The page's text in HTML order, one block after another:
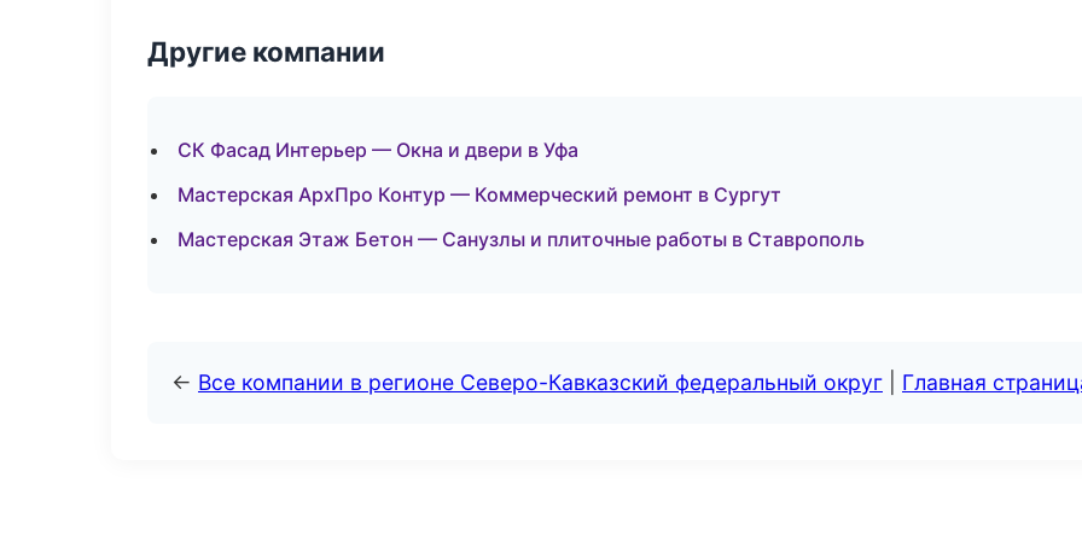
Другие компании
СК Фасад Интерьер — Окна и двери в Уфа
Мастерская АрхПро Контур — Коммерческий ремонт в Сургут
Мастерская Этаж Бетон — Санузлы и плиточные работы в Ставрополь
← Все компании в регионе Северо-Кавказский федеральный округ Главная